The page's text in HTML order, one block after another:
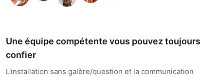
Une équipe compétente vous pouvez toujours
confier
L'installation sans galère/question et la communication